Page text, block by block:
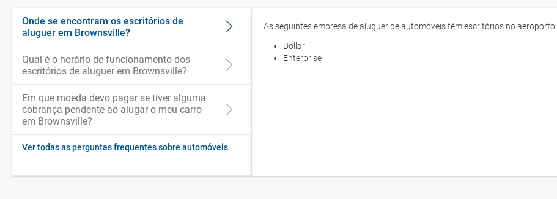
Onde se encontram os escritórios de
aluguer em Brownsville?
Qual é o horário de funcionamento dos
escritórios de aluguer em Brownsville?
Em que moeda devo pagar se tiver alguma
cobrança pendente ao alugar o meu carro
em Brownsville?
Ver todas as perguntas frequentes sobre automóveis
As seguintes empresa de aluguer de automóveis têm escritórios no aeroporto:
Dollar
Enterprise